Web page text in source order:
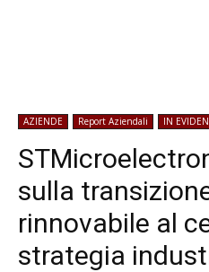
AZIENDE Report Aziendali IN
sulla
rinnovabile al
strategia